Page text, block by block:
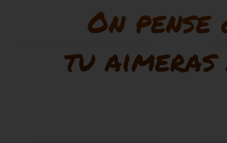
On pense
tu aimeras